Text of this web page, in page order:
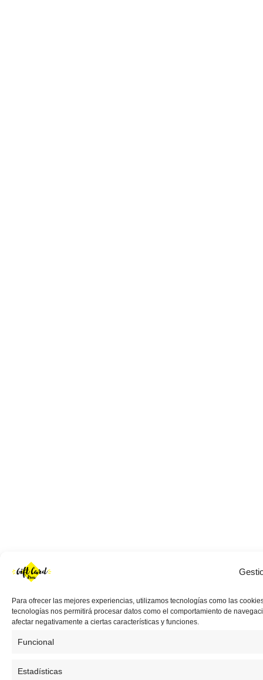
Para ofrecer las mejores experiencias, utilizamos tecnologías como las
tecnologías nos permitirá procesar datos como el comportamiento de
afectar negativamente a ciertas características y funciones.
Funcional
Estadísticas